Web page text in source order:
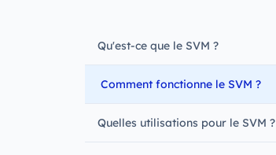
Qu'est-ce que le SVM ?
Comment fonctionne le SVM ?
Quelles utilisations pour le SVM ?